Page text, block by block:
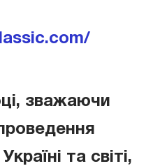
зважаючи
та світі,